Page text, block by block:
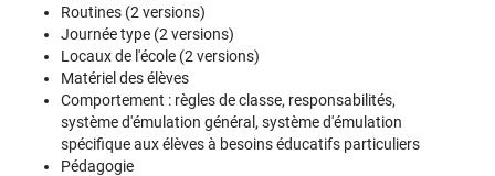
Routines (2 versions)
Journée type (2 versions)
Locaux de l'école (2 versions)
Matériel des élèves
Comportement : règles de classe, responsabilités,
système d'émulation général, système d'émulation
spécifique aux élèves à besoins éducatifs particuliers
Pédagogie